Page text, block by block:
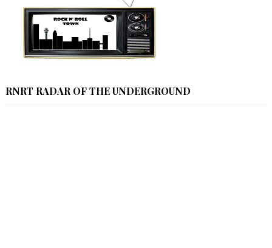
RNRT RADAR OF THE UNDERGROUND